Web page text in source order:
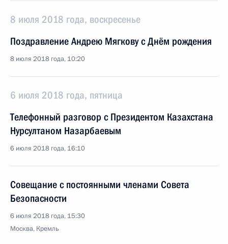
8 июля 2018 года, воскресенье
Поздравление Андрею Мягкову с Днём рождения
8 июля 2018 года, 10:20
6 июля 2018 года, пятница
Телефонный разговор с Президентом Казахстана
Нурсултаном Назарбаевым
6 июля 2018 года, 16:10
Совещание с постоянными членами Совета
Безопасности
6 июля 2018 года, 15:30
Москва, Кремль